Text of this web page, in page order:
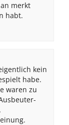
merkt
habt.
kein
habe.
waren zu